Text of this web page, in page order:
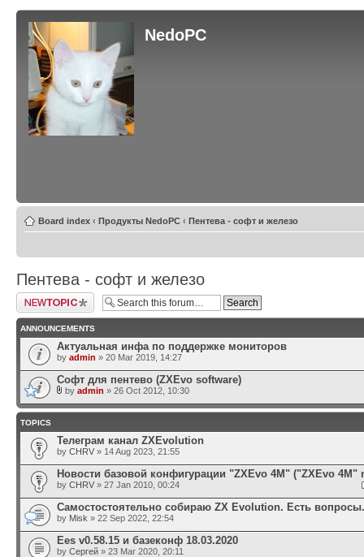
NedoPC
Board index ‹ Продукты NedoPC ‹ Пентева - софт и железо
Пентева - софт и железо
Post a new topic
ANNOUNCEMENTS
Актуальная инфа по поддержке мониторов
by admin » 20 Mar 2019, 14:27
Софт для пентево (ZXEvo software)
by admin » 26 Oct 2012, 10:30
TOPICS
Телеграм канал ZXEvolution
by CHRV » 14 Aug 2023, 21:55
Новости базовой конфигурации "ZXEvo 4M" ("ZXEvo 4M"
by CHRV » 27 Jan 2010, 00:24
Самостостоятельно собираю ZX Evolution. Есть вопросы.
by Misk » 22 Sep 2022, 22:54
Ees v0.58.15 и базеконф 18.03.2020
by Сергей » 23 Mar 2020, 20:11